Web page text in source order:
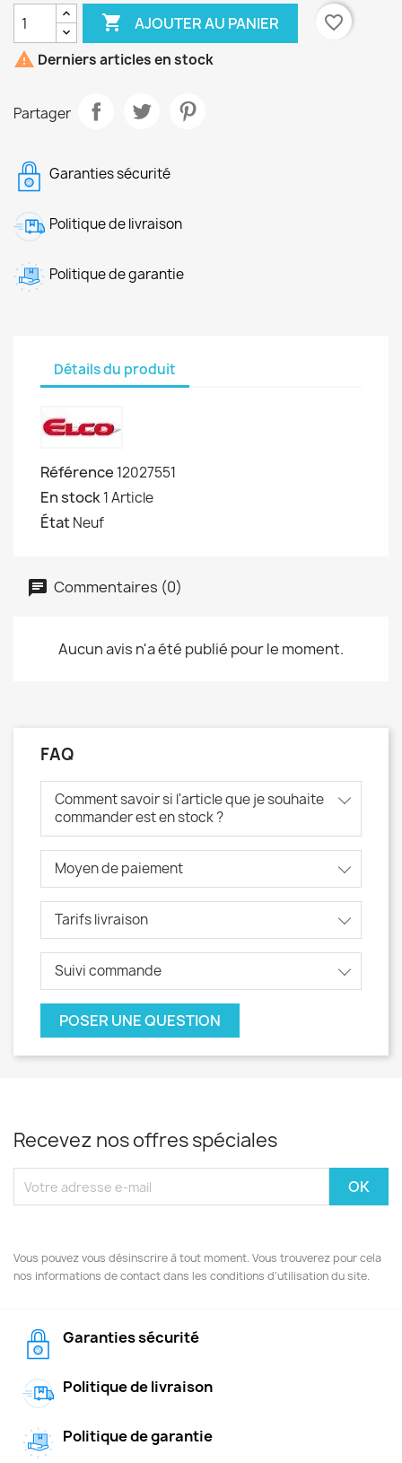
 AJOUTER AU PANIER
favorite_border
 Derniers articles en stock
Partager
Garanties sécurité
Politique de livraison
Politique de garantie
Détails du produit
Référence 12027551
En stock1 Article
ÉtatNeuf
Commentaires (0)
Aucun avis n'a été publié pour le moment.
FAQ
Comment savoir si l'article que je souhaite
commander est en stock ?
Moyen de paiement
Tarifs livraison
Suivi commande
POSER UNE QUESTION
Recevez nos offres spéciales
Vous pouvez vous désinscrire à tout moment. Vous trouverez pour cela
nos informations de contact dans les conditions d'utilisation du site.
Garanties sécurité
Politique de livraison
Politique de garantie